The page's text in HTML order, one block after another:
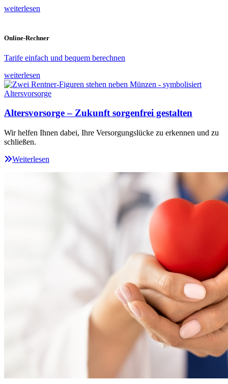
weiterlesen
Online-Rechner
Tarife einfach und bequem berechnen
weiterlesen
Altersvorsorge – Zukunft sorgenfrei gestalten
Wir helfen Ihnen dabei, Ihre Versorgungslücke zu erkennen und zu
schließen.
Weiterlesen